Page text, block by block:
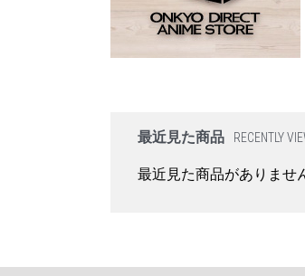
最近見た商品 RECENTLY
最近見た商品がありませ